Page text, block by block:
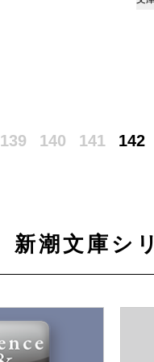
139 140 141 142
新潮文庫シ